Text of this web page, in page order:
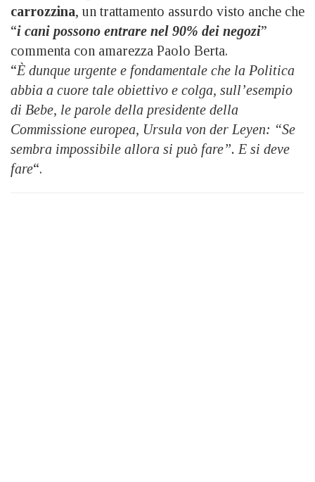
carrozzina, un trattamento assurdo visto anche che
“i cani possono entrare nel 90% dei negozi”
commenta con amarezza Paolo Berta.
“È dunque urgente e fondamentale che la Politica
abbia a cuore tale obiettivo e colga, sull’esempio
di Bebe, le parole della presidente della
Commissione europea, Ursula von der Leyen: “Se
sembra impossibile allora si può fare”. E si deve
fare“.